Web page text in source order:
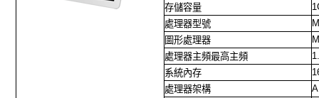
存儲容量
處理器型號
圖形處理器
處理器主頻最高主頻
系統內存
處理器架構